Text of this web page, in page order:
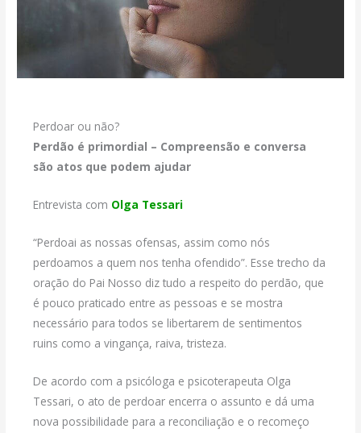
Perdoar ou não?
Perdão é primordial – Compreensão e conversa
são atos que podem ajudar
Entrevista com Olga Tessari
“Perdoai as nossas ofensas, assim como nós
perdoamos a quem nos tenha ofendido”. Esse trecho da
oração do Pai Nosso diz tudo a respeito do perdão, que
é pouco praticado entre as pessoas e se mostra
necessário para todos se libertarem de sentimentos
ruins como a vingança, raiva, tristeza.
De acordo com a psicóloga e psicoterapeuta Olga
Tessari, o ato de perdoar encerra o assunto e dá uma
nova possibilidade para a reconciliação e o recomeço